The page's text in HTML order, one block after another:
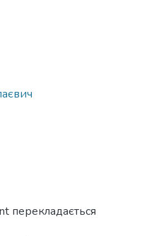
перекладається